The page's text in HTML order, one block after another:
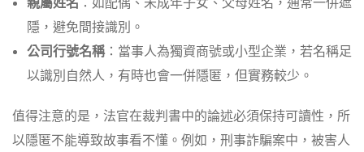
隱，避免間接識別。
公司行號名稱：當事人為獨資商號或小型企業，若名稱足
以識別自然人，有時也會一併隱匿，但實務較少。
值得注意的是，法官在裁判書中的論述必須保持可讀性，所
以隱匿不能導致故事看不懂。例如，刑事詐騙案中，被害人